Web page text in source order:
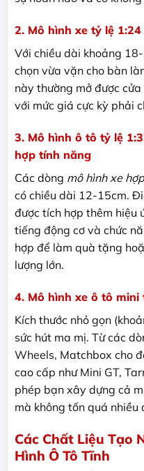
2. Mô hình xe tỷ lệ
Với chiều dài khoảng
chọn vừa vặn cho bàn
này thường mở được
với mức giá cực kỳ phải
3. Mô hình ô tô tỷ lệ
hợp tính năng
Các dòng mô hình xe
có chiều dài 12-15cm.
được tích hợp thêm hiệu
tiếng động cơ và chức
hợp để làm quà tặng
lượng lớn.
4. Mô hình xe ô tô mini
Kích thước nhỏ gọn
sức hút ma mị. Từ các
Wheels, Matchbox cho
cao cấp như Mini GT,
phép bạn xây dựng cả
mà không tốn quá nhiều
Các Chất Liệu Tạo
Hình Ô Tô Tĩnh